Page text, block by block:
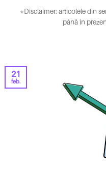
*Disclaimer: articolele din
până în
21
feb.